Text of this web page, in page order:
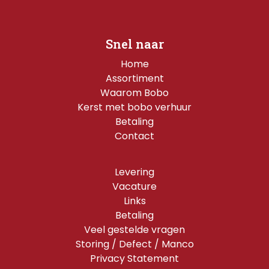
Snel naar
Home
Assortiment
Waarom Bobo
Kerst met bobo verhuur
Betaling
Contact
Levering
Vacature
Links
Betaling
Veel gestelde vragen
Storing / Defect / Manco
Privacy Statement